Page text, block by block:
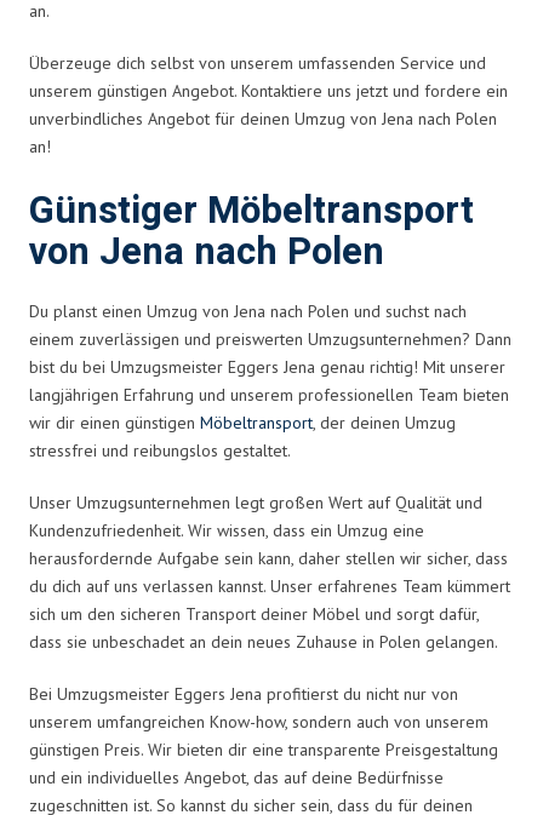
an.
Überzeuge dich selbst von unserem umfassenden Service und
unserem günstigen Angebot. Kontaktiere uns jetzt und fordere ein
unverbindliches Angebot für deinen Umzug von Jena nach Polen
an!
Günstiger Möbeltransport
von Jena nach Polen
Du planst einen Umzug von Jena nach Polen und suchst nach
einem zuverlässigen und preiswerten Umzugsunternehmen? Dann
bist du bei Umzugsmeister Eggers Jena genau richtig! Mit unserer
langjährigen Erfahrung und unserem professionellen Team bieten
wir dir einen günstigen Möbeltransport, der deinen Umzug
stressfrei und reibungslos gestaltet.
Unser Umzugsunternehmen legt großen Wert auf Qualität und
Kundenzufriedenheit. Wir wissen, dass ein Umzug eine
herausfordernde Aufgabe sein kann, daher stellen wir sicher, dass
du dich auf uns verlassen kannst. Unser erfahrenes Team kümmert
sich um den sicheren Transport deiner Möbel und sorgt dafür,
dass sie unbeschadet an dein neues Zuhause in Polen gelangen.
Bei Umzugsmeister Eggers Jena profitierst du nicht nur von
unserem umfangreichen Know-how, sondern auch von unserem
günstigen Preis. Wir bieten dir eine transparente Preisgestaltung
und ein individuelles Angebot, das auf deine Bedürfnisse
zugeschnitten ist. So kannst du sicher sein, dass du für deinen